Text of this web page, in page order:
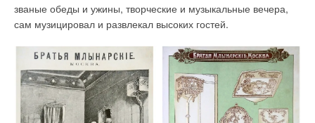
званые обеды и ужины, творческие и музыкальные вечера,
сам музицировал и развлекал высоких гостей.